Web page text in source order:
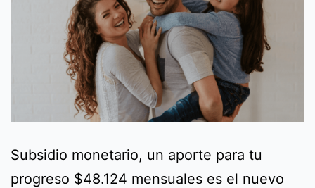
Subsidio monetario, un aporte para tu
progreso $48.124 mensuales es el nuevo